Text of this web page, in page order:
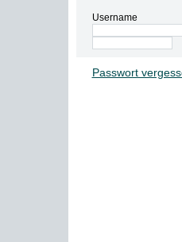
Username
Passwort